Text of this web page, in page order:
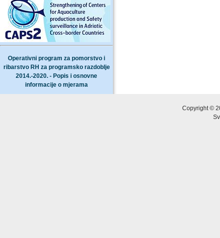
Operativni program za pomorstvo i
ribarstvo RH za programsko razdoblje
2014.-2020. - Popis i osnovne
informacije o mjerama
Copyright ©